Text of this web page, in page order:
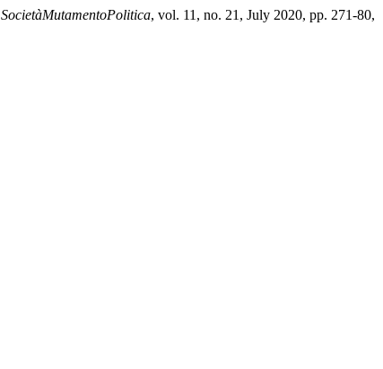
SocietàMutamentoPolitica, vol. 11, no. 21, July 2020, pp. 271-80,